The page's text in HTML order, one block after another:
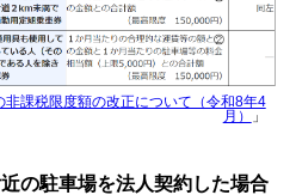
非課税限度額の改正について（令和8年4
月）
」
の駐車場を法人契約した場合